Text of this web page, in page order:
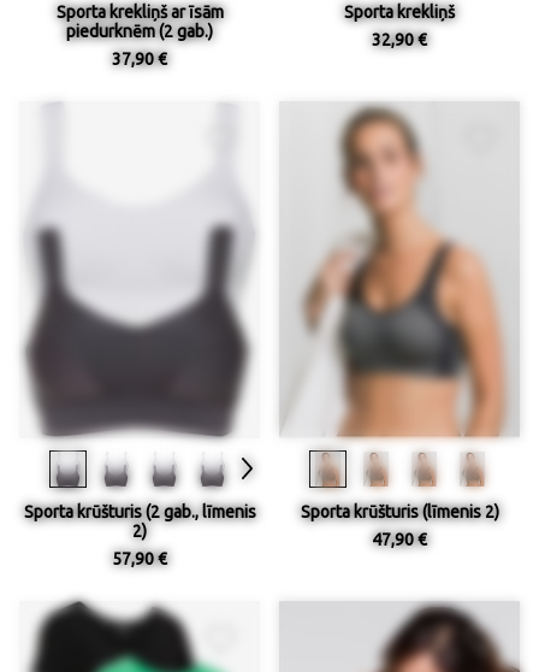
Sporta krekliņš ar īsām
piedurknēm (2 gab.)
37,90 €
Sporta krekliņš
32,90 €
Sporta krūšturis (2 gab., līmenis
2)
57,90 €
Sporta krūšturis (līmenis 2)
47,90 €